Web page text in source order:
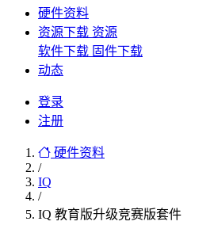
硬件资料
资源下载 资源
软件下载 固件下载
动态
登录
注册
硬件资料
/
IQ
/
IQ 教育版升级竞赛版套件